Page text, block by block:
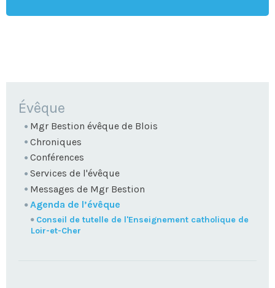
NAVIGATION
Évêque
Mgr Bestion évêque de Blois
Chroniques
Conférences
Services de l'évêque
Messages de Mgr Bestion
Agenda de l’évêque
Conseil de tutelle de l'Enseignement catholique de
Loir-et-Cher